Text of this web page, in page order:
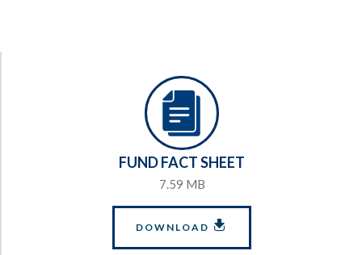
FUND FACT SHEET
7.59 MB
DOWNLOAD